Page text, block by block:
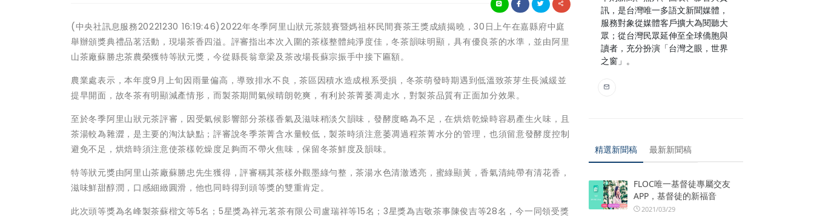
(中央社訊息服務20221230 16:19:46)2022年冬季阿里山狀元茶競賽暨媽祖杯民間賽茶王獎成績揭曉，30日上午在嘉縣府中庭
舉辦頒獎典禮品茗活動，現場茶香四溢。評審指出本次入圍的茶樣整體純淨度佳，冬茶韻味明顯，具有優良茶的水準，並由阿里
山茶廠蘇勝忠茶農榮獲特等狀元獎，今從縣長翁章梁及茶改場長蘇宗振手中接下匾額。
農業處表示，本年度9月上旬因雨量偏高，導致排水不良，茶區因積水造成根系受損，冬茶萌發時期遇到低溫致茶芽生長減緩並
提早開面，故冬茶有明顯減產情形，而製茶期間氣候晴朗乾爽，有利於茶菁萎凋走水，對製茶品質有正面加分效果。
至於冬季阿里山狀元茶評審，因受氣候影響部分茶樣香氣及滋味稍淡欠韻味，發酵度略為不足，在烘焙乾燥時容易產生火味，且
茶湯較為雜澀，是主要的淘汰缺點；評審說冬季茶菁含水量較低，製茶時須注意萎凋過程茶菁水分的管理，也須留意發酵度控制
避免不足，烘焙時須注意使茶樣乾燥度足夠而不帶火焦味，保留冬茶鮮度及韻味。
特等狀元獎由阿里山茶廠蘇勝忠先生獲得，評審稱其茶樣外觀墨綠勻整，茶湯水色清澈透亮，蜜綠顯黃，香氣清純帶有清花香，
滋味鮮甜醇潤，口感細緻圓滑，他也同時得到頭等獎的雙重肯定。
此次頭等獎為名峰製茶蘇楷文等5名；5星獎為祥元茗茶有限公司盧瑞祥等15名；3星獎為吉敬茶事陳俊吉等28名，今一同領受獎
訊，是台灣唯一多語文新聞媒體，
服務對象從媒體客戶擴大為閱聽大
眾；從台灣民眾延伸至全球僑胞與
讀者，充分扮演「台灣之眼，世界
之窗」。
精選新聞稿 最新新聞稿
FLOC唯一基督徒專屬交友
APP，基督徒的新福音
2021/03/29